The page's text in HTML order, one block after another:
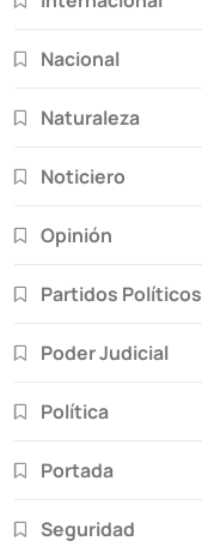
Nacional
Naturaleza
Noticiero
Opinión
Partidos Políticos
Poder Judicial
Política
Portada
Seguridad